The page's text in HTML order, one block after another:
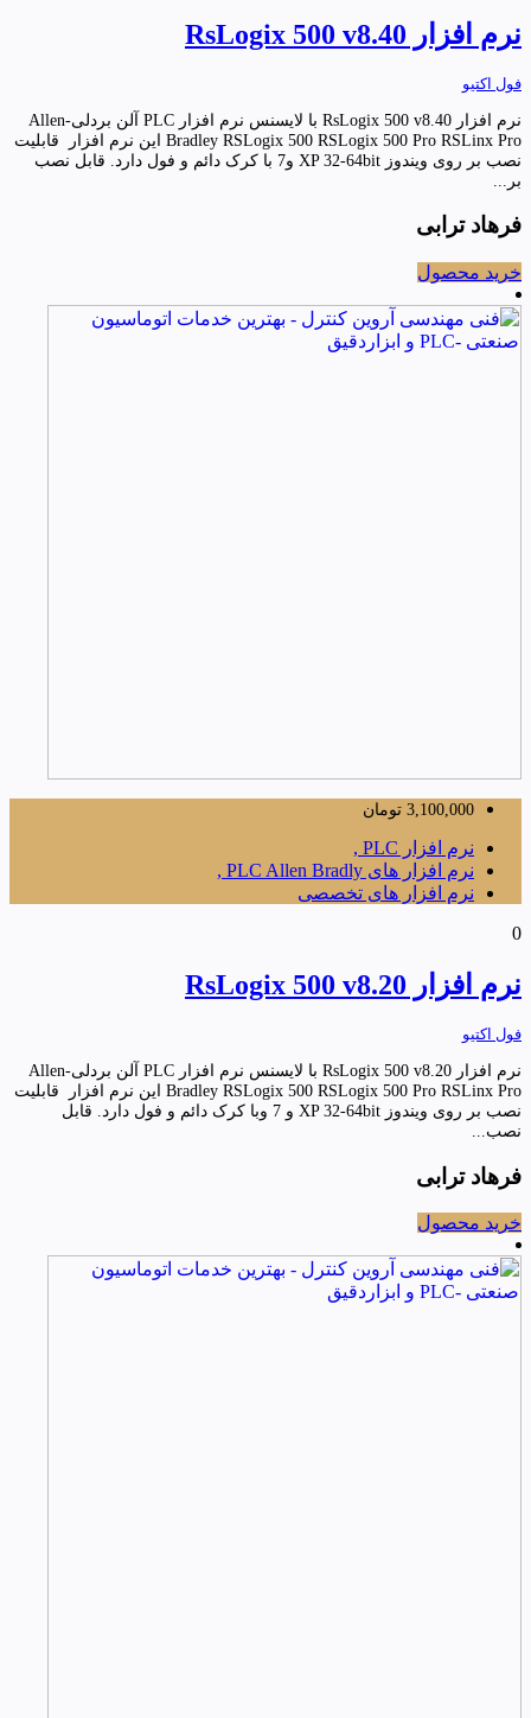
نرم افزار RsLogix 500 v8.40
فول اکتیو
نرم افزار RsLogix 500 v8.40 با لایسنس نرم افزار PLC آلن بردلی-Allen
Bradley RSLogix 500 RSLogix 500 Pro RSLinx Pro این نرم افزار قابلیت
نصب بر روی ویندوز XP 32-64bit و7 با کرک دائم و فول دارد. قابل نصب
بر...
فرهاد ترابی
خرید محصول
3,100,000 تومان
نرم افزار PLC ,
نرم افزار های PLC Allen Bradly ,
نرم افزار های تخصصی
0
نرم افزار RsLogix 500 v8.20
فول اکتیو
نرم افزار RsLogix 500 v8.20 با لایسنس نرم افزار PLC آلن بردلی-Allen
Bradley RSLogix 500 RSLogix 500 Pro RSLinx Pro این نرم افزار قابلیت
نصب بر روی ویندوز XP 32-64bit و 7 وبا کرک دائم و فول دارد. قابل
نصب...
فرهاد ترابی
خرید محصول